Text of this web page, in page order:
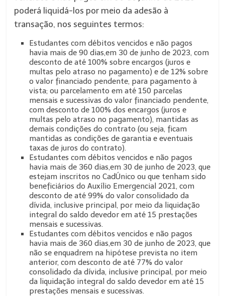
poderá liquidá-los por meio da adesão à
transação, nos seguintes termos:
Estudantes com débitos vencidos e não pagos
havia mais de 90 dias,em 30 de junho de 2023, com
desconto de até 100% sobre encargos (juros e
multas pelo atraso no pagamento) e de 12% sobre
o valor financiado pendente, para pagamento à
vista; ou parcelamento em até 150 parcelas
mensais e sucessivas do valor financiado pendente,
com desconto de 100% dos encargos (juros e
multas pelo atraso no pagamento), mantidas as
demais condições do contrato (ou seja, ficam
mantidas as condições de garantia e eventuais
taxas de juros do contrato).
Estudantes com débitos vencidos e não pagos
havia mais de 360 dias,em 30 de junho de 2023, que
estejam inscritos no CadÚnico ou que tenham sido
beneficiários do Auxílio Emergencial 2021, com
desconto de até 99% do valor consolidado da
dívida, inclusive principal, por meio da liquidação
integral do saldo devedor em até 15 prestações
mensais e sucessivas.
Estudantes com débitos vencidos e não pagos
havia mais de 360 dias,em 30 de junho de 2023, que
não se enquadrem na hipótese prevista no item
anterior, com desconto de até 77% do valor
consolidado da dívida, inclusive principal, por meio
da liquidação integral do saldo devedor em até 15
prestações mensais e sucessivas.